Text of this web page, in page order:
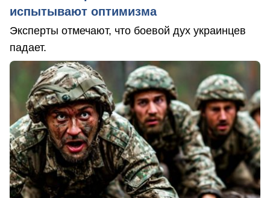
испытывают оптимизма
Эксперты отмечают, что боевой дух украинцев
падает.